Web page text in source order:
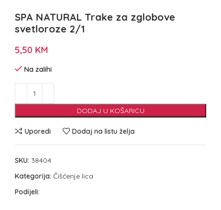
SPA NATURAL Trake za zglobove
svetloroze 2/1
5,50 KM
Na zalihi
DODAJ U KOŠARICU
Uporedi Dodaj na listu želja
SKU: 38404
Kategorija: Čišćenje lica
Podijeli: